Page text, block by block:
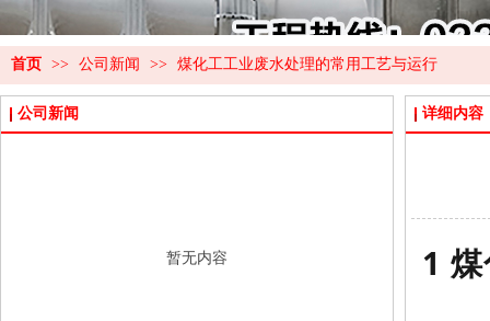
首页 >> 公司新闻 >> 煤化工工业废水处理的常用工艺与运行
公司新闻
暂无内容
详细内容
1